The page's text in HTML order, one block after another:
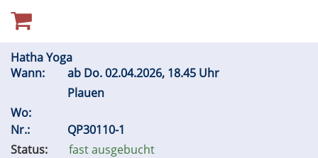
Hatha Yoga
Wann:
ab Do.02.04.2026, 18.45 Uhr
Plauen
Wo:
Nr.:
QP30110-1
Status:
fast ausgebucht